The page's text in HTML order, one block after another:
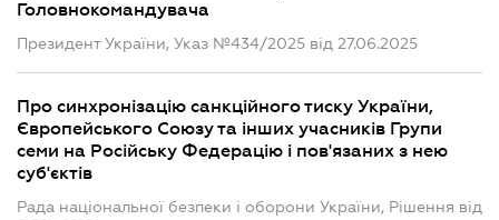
Головнокомандувача
Президент України, Указ №434/2025 від 27.06.2025
Про синхронізацію санкційного тиску України,
Європейського Союзу та інших учасників Групи
семи на Російську Федерацію і пов'язаних з нею
суб'єктів
Рада національної безпеки і оборони України, Рішення від